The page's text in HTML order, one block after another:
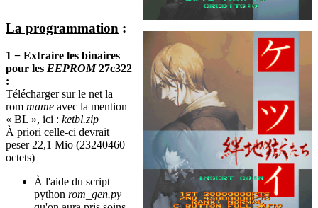
La programmation :
1 − Extraire les binaires
pour les EEPROM27c322
:
Télécharger sur le net la
rom mame avec la mention
« BL », ici : ketbl.zip
À priori celle-ci devrait
peser 22,1 Mio (23240460
octets)
À l'aide du script
python rom_gen.py